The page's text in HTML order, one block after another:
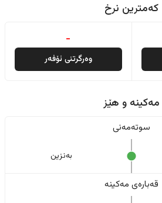
کەمترین نرخ
-
وەرگرتنی ئۆفەر
مەکینە و هێز
سوتەمەنی
بەنزین
قەبارەی مەکینە